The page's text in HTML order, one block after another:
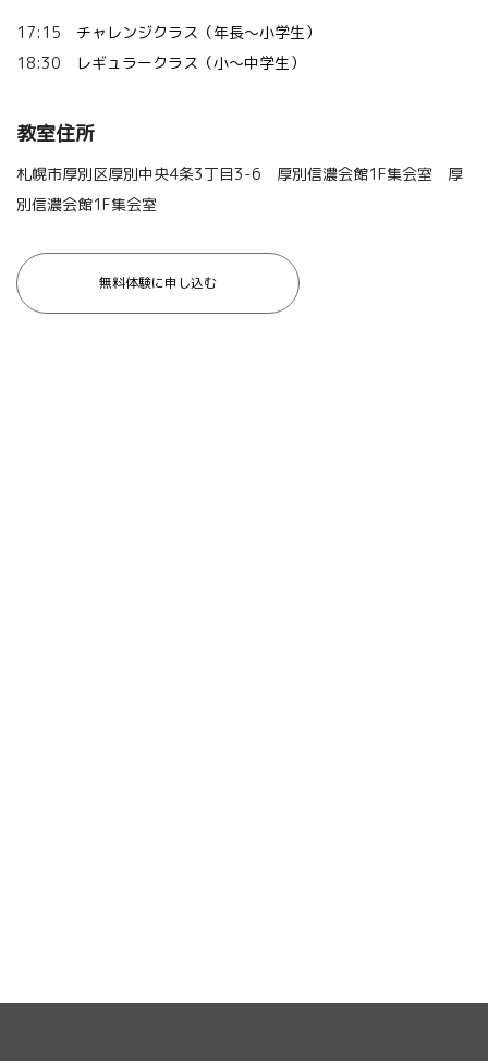
17:15 チャレンジクラス（年長～小学生）
18:30
レギュラークラス（小〜中学生）
教室住所
札幌市厚別区厚別中央4条3丁目3-6 厚別信濃会館1F集会室 厚
別信濃会館1F集会室
無料体験に申し込む